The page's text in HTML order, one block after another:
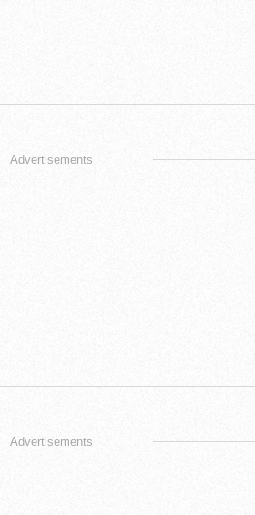
Advertisements
Advertisements